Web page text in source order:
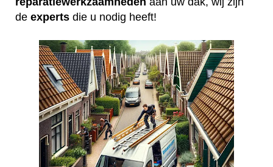
de experts die u nodig heeft!